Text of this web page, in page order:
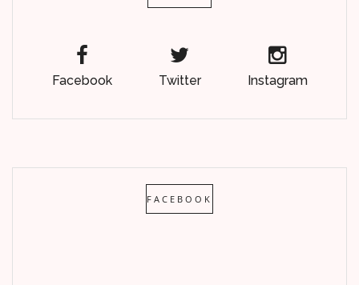
Facebook Twitter Instagram
FACEBOOK